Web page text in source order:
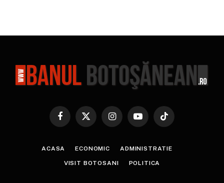
Facebook
X
InstagramYouTubeTikTok
ACASA ECONOMIC ADMINISTRATIE
VISIT BOTOSANI POLITICA